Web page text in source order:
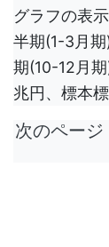
グラフの表
半期(1-3月
期(10-12月
兆円、標本
次のページ